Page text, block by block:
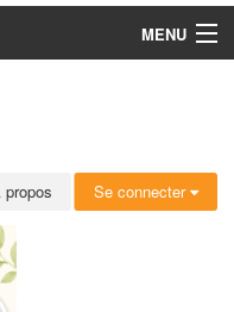
MENU
propos Se connecter